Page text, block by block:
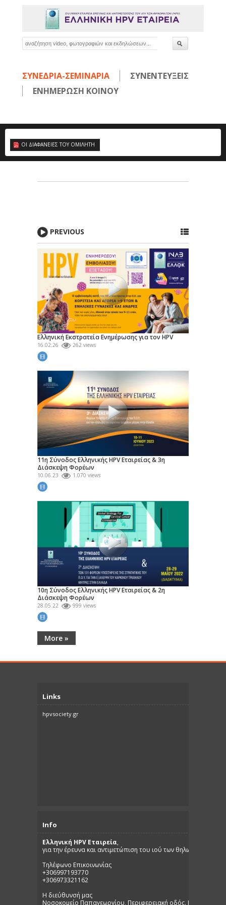
ΣΥΝΕΔΡΙΑ-ΣΕΜΙΝΑΡΙΑ
ΣΥΝΕΝΤΕΥΞΕΙΣ
ΕΝΗΜΕΡΩΣΗ ΚΟΙΝΟΥ
ΟΙ ΔΙΑΦΑΝΕΙΕΣ ΤΟΥ ΟΜΙΛΗΤΗ
PREVIOUS
Ελληνική Εκστρατεία Ενημέρωσης για τον HPV
16.02.26 262 views
11η Σύνοδος Ελληνικής HPV Εταιρείας & 3η
Διάσκεψη Φορέων
10.06.23 1.070 views
10η Σύνοδος Ελληνικής HPV Εταιρείας & 2η
Διάσκεψη Φορέων
28.05.22 999 views
More »
Links
hpvsociety.gr
Info
Ελληνική HPV Εταιρεία,
για την έρευνα και αντιμετώπιση του ιού των θηλωμάτων.
Τηλέφωνο Επικοινωνίας
+306997193770
+306973321162
Η διεύθυνσή μας
Νοσοκομείο Παπαγεωργίου, Περιφερειακή οδός. Νέα